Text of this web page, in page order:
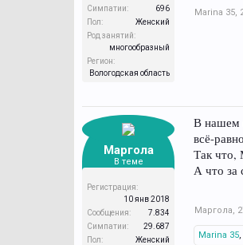
Симпатии:
696
Пол:
Женский
Род занятий:
многообразный
Регион:
Вологодская область
Marina 35,
Маргола
В теме
Регистрация:
10 янв 2018
Сообщения:
7.834
Симпатии:
29.687
Пол:
Женский
В нашем
всё-
Так что,
А что за
Маргола,
Marina 35,